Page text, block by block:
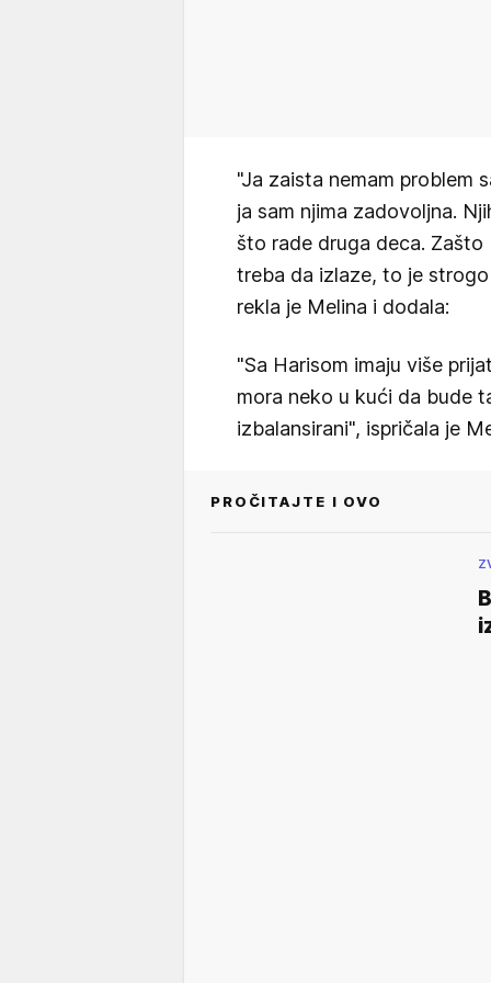
"Ja zaista nemam problem
ja sam njima zadovoljna.
što rade druga deca. Zašto
treba da izlaze, to je
rekla je Melina i dodala:
"Sa Harisom imaju više
mora neko u kući da bude
izbalansirani", ispričala je
PROČITAJTE I OVO